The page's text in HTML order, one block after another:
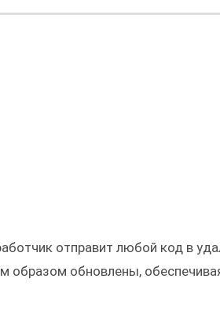
отправит любой код в
образом обновлены,